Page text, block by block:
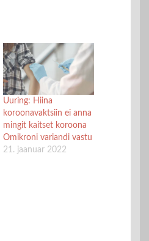
Uuring: Hiina
koroonavaktsiin ei anna
mingit kaitset koroona
Omikroni variandi vastu
21. jaanuar 2022